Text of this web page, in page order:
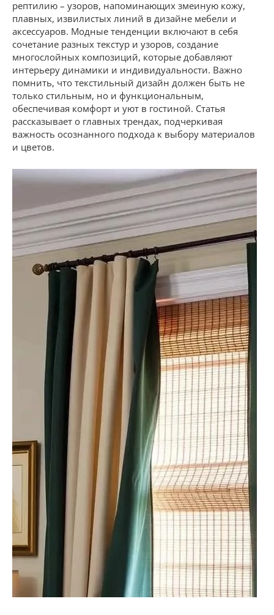
рептилию – узоров, напоминающих змеиную кожу,
плавных, извилистых линий в дизайне мебели и
аксессуаров. Модные тенденции включают в себя
сочетание разных текстур и узоров, создание
многослойных композиций, которые добавляют
интерьеру динамики и индивидуальности. Важно
помнить, что текстильный дизайн должен быть не
только стильным, но и функциональным,
обеспечивая комфорт и уют в гостиной. Статья
рассказывает о главных трендах, подчеркивая
важность осознанного подхода к выбору материалов
и цветов.